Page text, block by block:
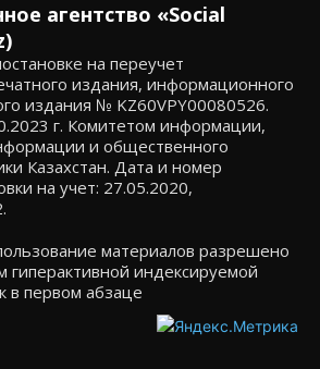
агентство «Social
на переучет
издания, информационного
издания № KZ60VPY00080526.
г. Комитетом информации,
и общественного
Казахстан. Дата и номер
на учет: 27.05.2020,
материалов разрешено
гиперактивной индексируемой
в первом абзаце